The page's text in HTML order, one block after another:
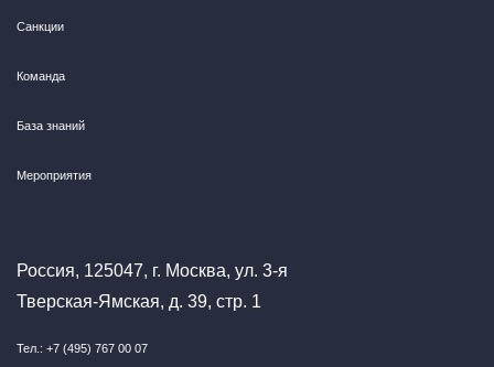
Санкции
Команда
База знаний
Мероприятия
Россия, 125047, г. Москва, ул. 3-я
Тверская-Ямская, д. 39, стр. 1
Тел.: +7 (495) 767 00 07